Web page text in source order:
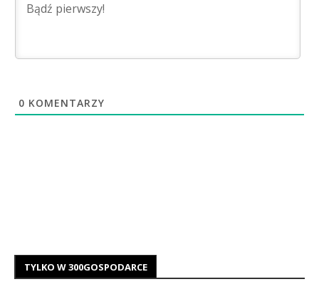
0 KOMENTARZY
TYLKO W 300GOSPODARCE